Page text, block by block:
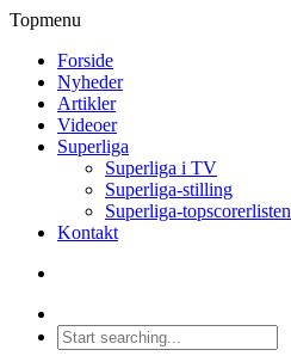
Topmenu
Forside
Nyheder
Artikler
Videoer
Superliga
Superliga i TV
Superliga-stilling
Superliga-topscorerlisten
Kontakt